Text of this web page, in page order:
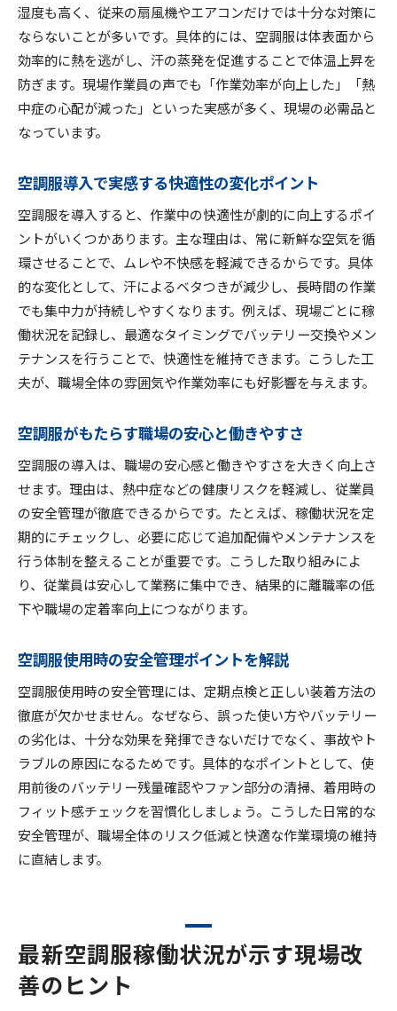
熱中症リスクを減らす空調服使用時の注意点
空調服稼働状況を活用した熱中症対策の実例
空調服の利用が熱中症対策に直結するポイント
適切な空調服管理で熱中症を防ぐ実践方法
データで見る空調服導入の効果と工夫
データ活用でわかる空調服の導入効果とは
空調服導入前後の作業効率データを比較
空調服導入の工夫で得られる追加効果を解説
空調服稼働状況データの現場活用ポイント
空調服効果を最大化するデータ分析のコツ
職場環境改善に役立つ空調服の選び方とは
職場環境に最適な空調服を選ぶポイント解説
作業内容に応じた空調服の選び方と注意点
空調服選定で押さえたい最新機能の特徴
空調服選びが職場の安全と快適性を左右する
現場改善に直結する空調服選びのコツとは
現場から学ぶ空調服活用術と実践のコツ
現場目線で語る空調服活用の成功ポイント
空調服活用現場の声から学ぶ実践的な工夫
作業現場で役立つ空調服の具体的な使い方
空調服活用現場の課題とその解決策を紹介
現場で効く空調服の稼働状況管理術とは
湿度も高く、従来の扇風機やエアコンだけでは十分な対策に
ならないことが多いです。具体的には、空調服は体表面から
効率的に熱を逃がし、汗の蒸発を促進することで体温上昇を
防ぎます。現場作業員の声でも「作業効率が向上した」「熱
中症の心配が減った」といった実感が多く、現場の必需品と
なっています。
空調服導入で実感する快適性の変化ポイント
空調服を導入すると、作業中の快適性が劇的に向上するポイ
ントがいくつかあります。主な理由は、常に新鮮な空気を循
環させることで、ムレや不快感を軽減できるからです。具体
的な変化として、汗によるベタつきが減少し、長時間の作業
でも集中力が持続しやすくなります。例えば、現場ごとに稼
働状況を記録し、最適なタイミングでバッテリー交換やメン
テナンスを行うことで、快適性を維持できます。こうした工
夫が、職場全体の雰囲気や作業効率にも好影響を与えます。
空調服がもたらす職場の安心と働きやすさ
空調服の導入は、職場の安心感と働きやすさを大きく向上さ
せます。理由は、熱中症などの健康リスクを軽減し、従業員
の安全管理が徹底できるからです。たとえば、稼働状況を定
期的にチェックし、必要に応じて追加配備やメンテナンスを
行う体制を整えることが重要です。こうした取り組みによ
り、従業員は安心して業務に集中でき、結果的に離職率の低
下や職場の定着率向上につながります。
空調服使用時の安全管理ポイントを解説
空調服使用時の安全管理には、定期点検と正しい装着方法の
徹底が欠かせません。なぜなら、誤った使い方やバッテリー
の劣化は、十分な効果を発揮できないだけでなく、事故やト
ラブルの原因になるためです。具体的なポイントとして、使
用前後のバッテリー残量確認やファン部分の清掃、着用時の
フィット感チェックを習慣化しましょう。こうした日常的な
安全管理が、職場全体のリスク低減と快適な作業環境の維持
に直結します。
最新空調服稼働状況が示す現場改
善のヒント